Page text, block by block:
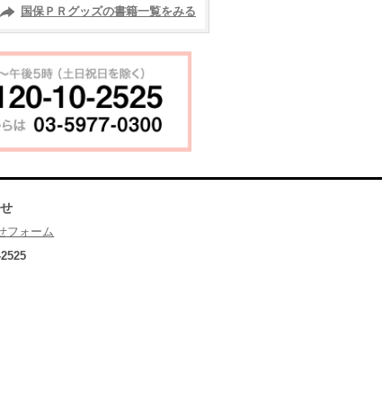
国保ＰＲグッズの書籍一覧をみる
フォーム